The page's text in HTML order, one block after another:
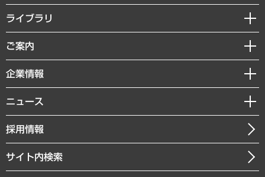
経営戦略
組織・人事戦略
デジタルイノベーション
共生・ダイバーシティ
GRC（ガバナンス・リスク・コンプライアンス）・防災（政策）
経済・産業・雇用・労働
ライブラリ
経済調査
レポート
コラム
経営用語集
受託・受注実績（官公庁関連）
メディア掲載・出演
ご案内
セミナー・イベント情報
MUFGビジネスセミナー
受託案件情報
企業情報
私たちの想い
社長メッセージ
会社概要
ニュース
ニュースリリース
お知らせ
採用情報
サイト内検索